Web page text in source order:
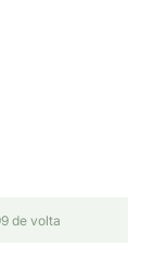
de volta